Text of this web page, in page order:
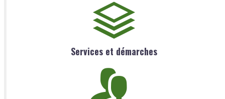
Services et démarches